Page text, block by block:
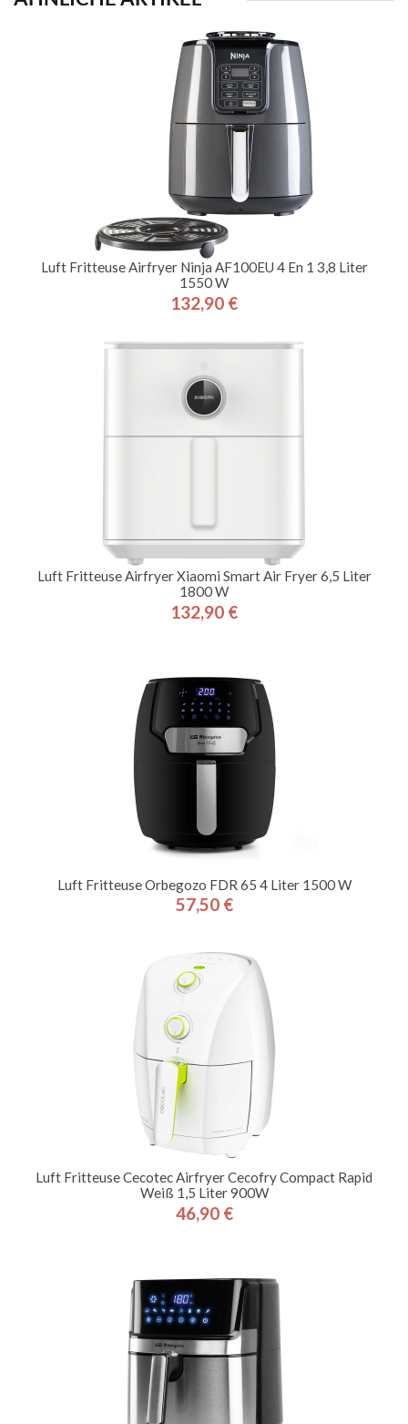
Luft Fritteuse Airfryer Ninja AF100EU 4 En 1 3,8 Liter
1550 W
Preis
132,90 €
Luft Fritteuse Airfryer Xiaomi Smart Air Fryer 6,5 Liter
1800 W
Preis
132,90 €
Luft Fritteuse Orbegozo FDR 65 4 Liter 1500 W
Preis
57,50 €
Luft Fritteuse Cecotec Airfryer Cecofry Compact Rapid
Weiß 1,5 Liter 900W
Preis
46,90 €